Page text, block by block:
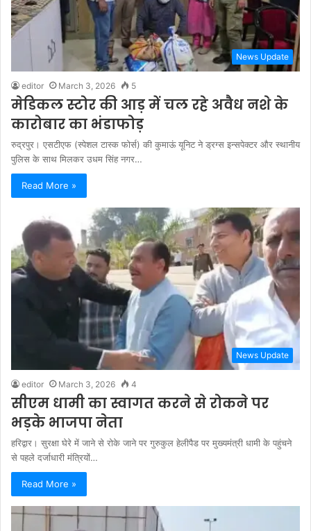
News Update
editor March 3, 2026 5
मेडिकल स्टोर की आड़ में चल रहे अवैध नशे के
कारोबार का भंडाफोड़
रुद्रपुर। एसटीएफ (स्पेशल टास्क फोर्स) की कुमाऊं यूनिट ने ड्रग्स इन्सपेक्टर और स्थानीय
पुलिस के साथ मिलकर उधम सिंह नगर…
Read More »
News Update
editor March 3, 2026 4
सीएम धामी का स्वागत करने से रोकने पर
भड़के भाजपा नेता
हरिद्वार। सुरक्षा घेरे में जाने से रोके जाने पर गुरुकुल हेलीपैड पर मुख्यमंत्री धामी के पहुंचने
से पहले दर्जाधारी मंत्रियों…
Read More »